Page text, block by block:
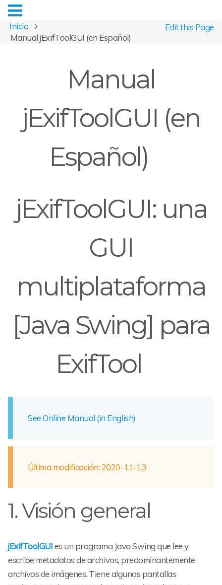
Edit this Page
Inicio
Manual jExifToolGUI (en Español)
Manual
jExifToolGUI (en
Español)
jExifToolGUI: una
GUI
multiplataforma
[Java Swing] para
ExifTool
See Online Manual (in English)
Última modificación: 2020-11-13
1. Visión general
jExifToolGUIes un programa Java Swing que lee y
escribe metadatos de archivos, predominantemente
archivos de imágenes. Tiene algunas pantallas